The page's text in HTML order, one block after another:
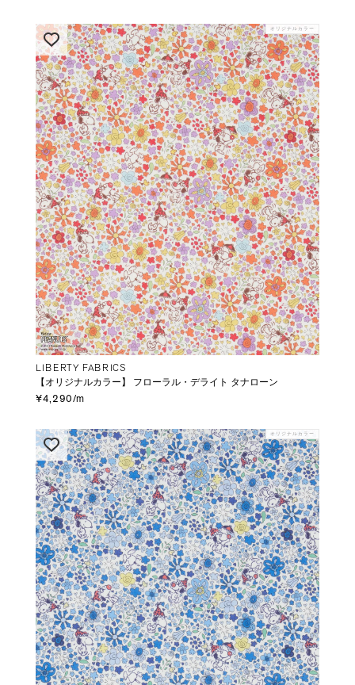
オリジナルカラー
LIBERTY FABRICS
【オリジナルカラー】 フローラル・デライト タナローン
¥4,290/m
オリジナルカラー